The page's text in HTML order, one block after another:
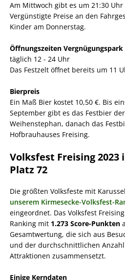
Am Mittwoch gibt es um 21:30
Vergünstigte Preise an den
Kinder am Donnerstag.
Öffnungszeiten Vergnügungspark
täglich 12 - 24 Uhr
Das Festzelt öffnet bereits um 11
Bierpreis
Ein Maß Bier kostet 10,50 €. Bis
September gibt es das Festbier
Weihenstephan, danach das
Hofbrauhauses Freising.
Volksfest Freising 2023
Platz 72
Die größten Volksfeste mit
unserem Kirmesecke-Volksfest-
eingeordnet. Das Volksfest
Ranking mit 1.273 Score-Punkten
Gesamtwertung, die sich aus
und der durchschnittlichen
Attraktionen zusammensetzt.
Einige Kerndaten